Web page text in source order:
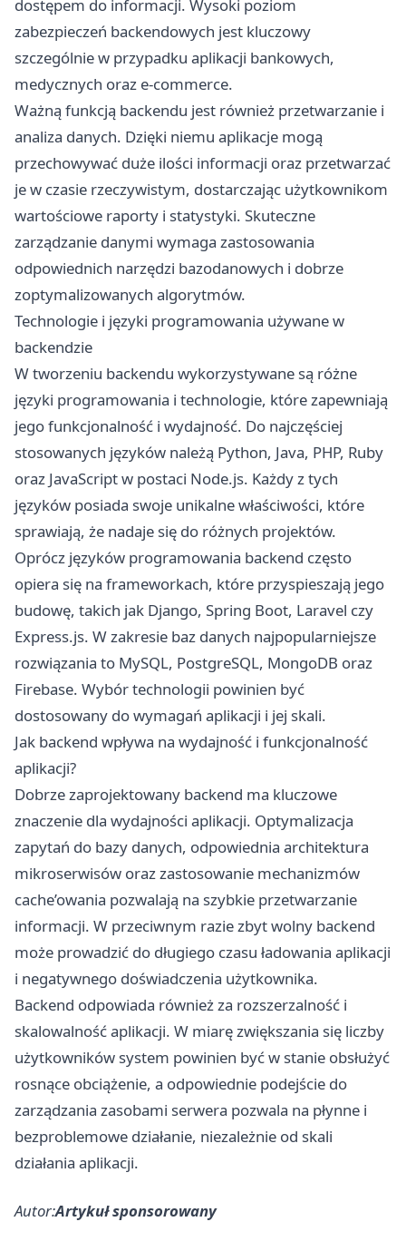
dostępem do informacji. Wysoki poziom
zabezpieczeń backendowych jest kluczowy
szczególnie w przypadku aplikacji bankowych,
medycznych oraz e-commerce.
Ważną funkcją backendu jest również przetwarzanie i
analiza danych. Dzięki niemu aplikacje mogą
przechowywać duże ilości informacji oraz przetwarzać
je w czasie rzeczywistym, dostarczając użytkownikom
wartościowe raporty i statystyki. Skuteczne
zarządzanie danymi wymaga zastosowania
odpowiednich narzędzi bazodanowych i dobrze
zoptymalizowanych algorytmów.
Technologie i języki programowania używane w
backendzie
W tworzeniu backendu wykorzystywane są różne
języki programowania i technologie, które zapewniają
jego funkcjonalność i wydajność. Do najczęściej
stosowanych języków należą Python, Java, PHP, Ruby
oraz JavaScript w postaci Node.js. Każdy z tych
języków posiada swoje unikalne właściwości, które
sprawiają, że nadaje się do różnych projektów.
Oprócz języków programowania backend często
opiera się na frameworkach, które przyspieszają jego
budowę, takich jak Django, Spring Boot, Laravel czy
Express.js. W zakresie baz danych najpopularniejsze
rozwiązania to MySQL, PostgreSQL, MongoDB oraz
Firebase. Wybór technologii powinien być
dostosowany do wymagań aplikacji i jej skali.
Jak backend wpływa na wydajność i funkcjonalność
aplikacji?
Dobrze zaprojektowany backend ma kluczowe
znaczenie dla wydajności aplikacji. Optymalizacja
zapytań do bazy danych, odpowiednia architektura
mikroserwisów oraz zastosowanie mechanizmów
cache’owania pozwalają na szybkie przetwarzanie
informacji. W przeciwnym razie zbyt wolny backend
może prowadzić do długiego czasu ładowania aplikacji
i negatywnego doświadczenia użytkownika.
Backend odpowiada również za rozszerzalność i
skalowalność aplikacji. W miarę zwiększania się liczby
użytkowników system powinien być w stanie obsłużyć
rosnące obciążenie, a odpowiednie podejście do
zarządzania zasobami serwera pozwala na płynne i
bezproblemowe działanie, niezależnie od skali
działania aplikacji.
Autor:Artykuł sponsorowany